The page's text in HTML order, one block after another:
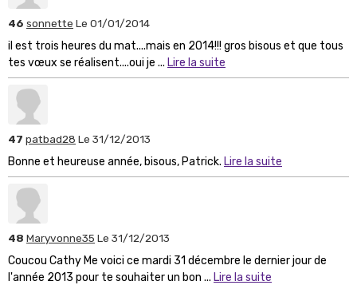
46 sonnette Le 01/01/2014
il est trois heures du mat....mais en 2014!!! gros bisous et que tous
tes vœux se réalisent....oui je ... Lire la suite
47 patbad28 Le 31/12/2013
Bonne et heureuse année, bisous, Patrick. Lire la suite
48 Maryvonne35 Le 31/12/2013
Coucou Cathy Me voici ce mardi 31 décembre le dernier jour de
l'année 2013 pour te souhaiter un bon ... Lire la suite